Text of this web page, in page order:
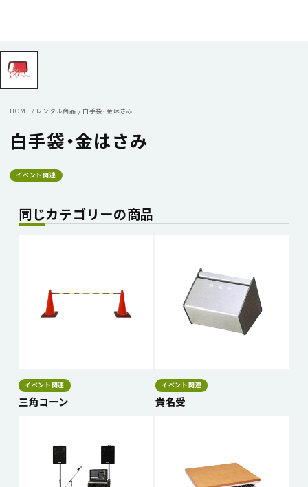
HOME / レンタル商品 / 白手袋・金はさみ
白手袋・金はさみ
イベント関連
同じカテゴリーの商品
イベント関連
三角コーン
イベント関連
貴名受